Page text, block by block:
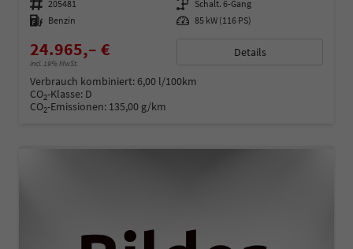
Fahrzeugnummer 205481 Getriebe Schalt. 6-Gang
Kraftstoff Benzin Leistung 85 kW (116 PS)
24.965,– €
incl. 19% MwSt.
Details
Verbrauch kombiniert:6,00 l/100km
CO2-Klasse: D
CO2-Emissionen: 135,00 g/km